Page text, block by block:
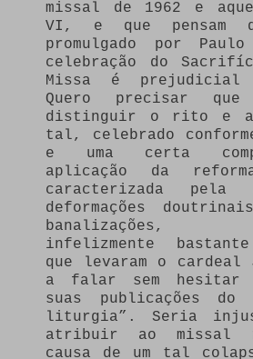
missal de 1962 e
VI, e que pensam
promulgado por
celebração do
Missa é
Quero precisar
distinguir o rito e a
tal, celebrado
e uma certa
aplicação da
caracterizada pela
deformações
banalizações,
infelizmente
que levaram o cardeal
a falar sem hesitar
suas publicações do
liturgia”. Seria
atribuir ao missal
causa de um tal